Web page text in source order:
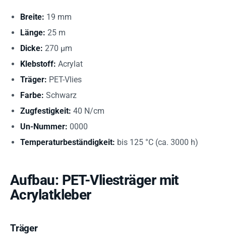
Breite: 19 mm
Länge: 25 m
Dicke: 270 µm
Klebstoff: Acrylat
Träger: PET-Vlies
Farbe: Schwarz
Zugfestigkeit: 40 N/cm
Un-Nummer: 0000
Temperaturbeständigkeit: bis 125 °C (ca. 3000 h)
Aufbau: PET-Vliesträger mit
Acrylatkleber
Träger